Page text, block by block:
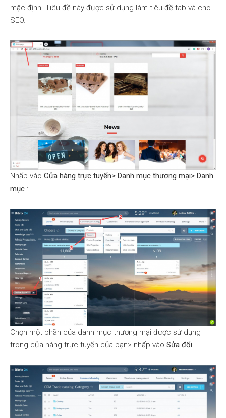
mặc định. Tiêu đề này được sử dụng làm tiêu đề tab và cho
SEO.
Nhấp vào Cửa hàng trực tuyến> Danh mục thương mại> Danh
mục :
Chọn một phần của danh mục thương mại được sử dụng
trong cửa hàng trực tuyến của bạn> nhấp vào Sửa đổi .